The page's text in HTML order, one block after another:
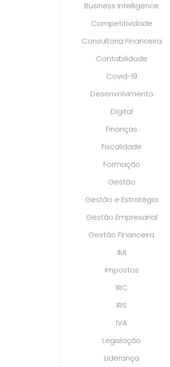
Business Intelligence
Competitividade
Consultoria Financeira
Contabilidade
Covid-19
Desenvolvimento
Digital
Finanças
Fiscalidade
Formação
Gestão
Gestão e Estratégia
Gestão Empresarial
Gestão Financeira
IMI
Impostos
IRC
IRS
IVA
Legislação
Liderança